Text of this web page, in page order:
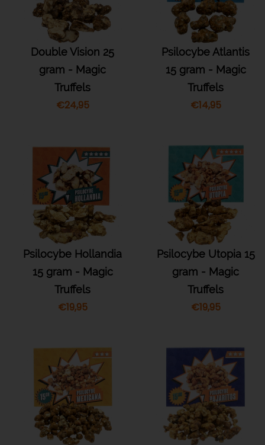
Double Vision 25
gram - Magic
Truffels
€24,95
Psilocybe Atlantis
15 gram - Magic
Truffels
€14,95
Psilocybe Hollandia
15 gram - Magic
Truffels
€19,95
Psilocybe Utopia 15
gram - Magic
Truffels
€19,95